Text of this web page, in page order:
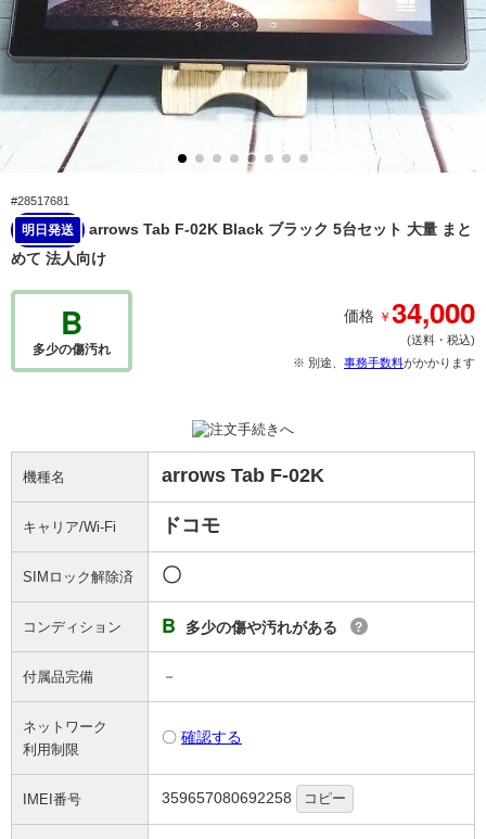
#28517681
明日発送
arrows Tab F-02K Black ブラック 5台セット 大量 まと
めて 法人向け
B
多少の傷汚れ
価格 ￥34,000
(送料・税込)
※ 別途、 事務手数料がかかります
機種名 arrows Tab F-02K
キャリア/Wi-Fi ドコモ
SIMロック解除済 〇
コンディション B 多少の傷や汚れがある ?
付属品完備 －
ネットワーク
利用制限
〇 確認する
IMEI番号 359657080692258 コピー